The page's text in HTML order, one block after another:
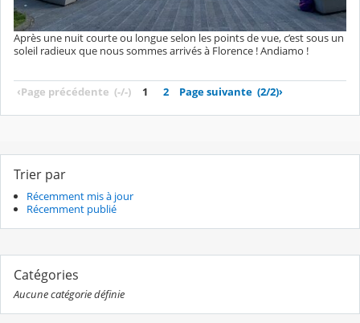
Après une nuit courte ou longue selon les points de vue, c’est sous un
soleil radieux que nous sommes arrivés à Florence ! Andiamo !
‹Page précédente (-/-) 1 2 Page suivante (2/2)›
Trier par
Récemment mis à jour
Récemment publié
Catégories
Aucune catégorie définie